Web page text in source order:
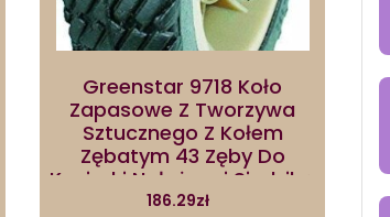
Greenstar 9718 Koło
Zapasowe Z Tworzywa
Sztucznego Z Kołem
Zębatym 43 Zęby Do
Kosiarki Nałożonej Siedzibą
Toro/Wheel Horse X7109515
186.29zł